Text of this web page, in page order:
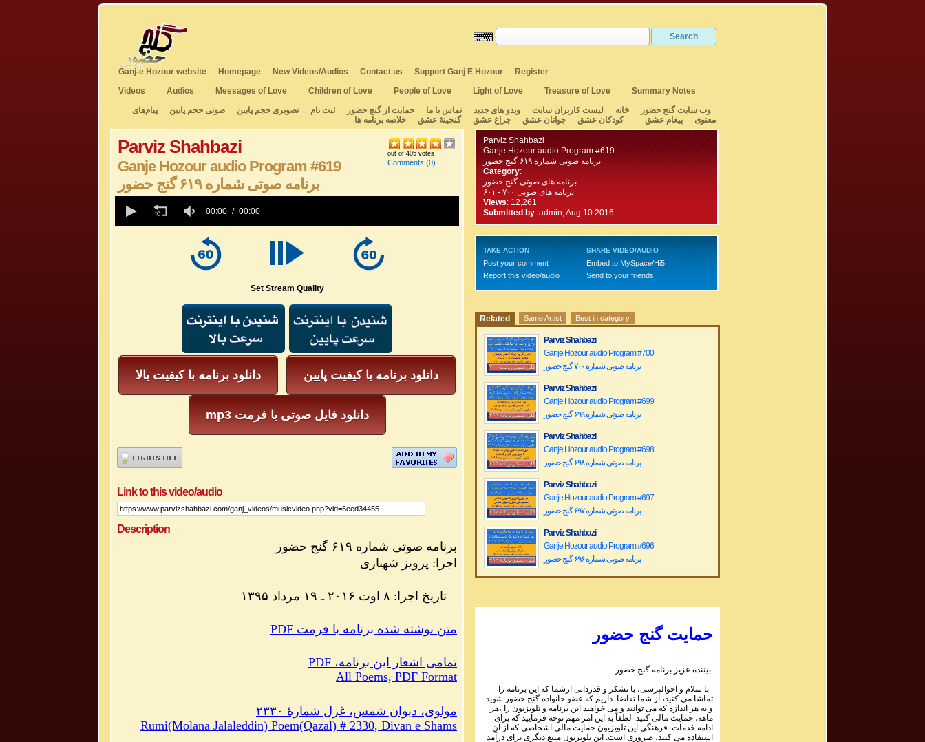
Ganj-e Hozour website Homepage New Videos/Audios Contact us Support Ganj E Hozour
Register
Videos
Audios Messages of Love Children of Love People of Love Light of Love Treasure of Love
Summary Notes
وب سایت گنج حضور
خانه لیست کاربران سایت ویدو های جدید تماس با ما حمایت از گنچ حضور ثبت نام تصویری حجم پایین صوتی حجم پایین
پیام‌های
معنوی
پیغام عشق کودکان عشق جوانان عشق چراغ عشق گنجینهٔ عشق خلاصه برنامه ها
Parviz Shahbazi
Ganje Hozour audio Program #619
برنامه صوتی شماره ۶۱۹ گنج حضور
out of 405 votes
Comments (0)
seconds
00:00 00:00
Set Stream Quality
دانلود برنامه با کیفیت بالا دانلود برنامه با کیفیت پایین
mp3 دانلود فایل صوتی با فرمت
Link to this video/audio
Description
برنامه صوتی شماره ۶۱۹ گنج حضور
اجرا: پرویز شهبازی
PDF متن نوشته شده برنامه با فرمت
PDF ،تمامی اشعار این برنامه
All Poems, PDF Format
مولوی، دیوان شمس، غزل شمارهٔ ۲۳۳۰
Rumi(Molana Jalaleddin) Poem(Qazal) # 2330, Divan e Shams
Parviz Shahbazi
Ganje Hozour audio Program #619
برنامه صوتی شماره ۶۱۹ گنج حضور
Category:
برنامه های صوتی گنج حضور
برنامه های صوتی ۷۰۰ - ۶۰۱
Views: 12,261
Submitted by: admin, Aug 10 2016
TAKE ACTION
Post your comment
Report this video/audio
SHARE VIDEO/AUDIO
Embed to MySpace/Hi5
Send to your friends
Related Same Artist Best in category
Parviz Shahbazi
Ganje Hozour audio Program #700
برنامه صوتی شماره ۷۰۰ گنج حضور
Parviz Shahbazi
Ganje Hozour audio Program #699
برنامه صوتی شماره ۶۹۹ گنج حضور
Parviz Shahbazi
Ganje Hozour audio Program #698
برنامه صوتی شماره ۶۹۸ گنج حضور
Parviz Shahbazi
Ganje Hozour audio Program #697
برنامه صوتی شماره ۶۹۷ گنج حضور
Parviz Shahbazi
Ganje Hozour audio Program #696
برنامه صوتی شماره ۶۹۶ گنج حضور
Parviz Shahbazi
برنامه صوتی شماره ۶۹۵ گنج حضور
Ganje Hozour audio Program #694
Ganje Hozour audio Program #693
برنامه صوتی شماره ۶۹۳ گنج حضور
Parviz Shahbazi
Ganje Hozour audio Program #692
حمایت گنج حضور
بیننده عزیز برنامه گنج حضور:
با سلام و احوالپرسی، با تشکر و قدردانی ازشما که این برنامه را
تماشا می کنید، از شما تقاضا داریم که عضو خانواده گنج حضور شوید
و به هر اندازه که می توانید و می خواهید این برنامه و تلویزیون را ،هر
ماهه، حمایت مالی کنید. لطفاً به این امر مهم توجه فرمایید که برای
ادامه خدمات فرهنگی این تلویزیون حمایت مالی اشخاصی که از آن
استفاده می کنند، ضروری است. این تلویزیون منبع دیگری برای درآمد